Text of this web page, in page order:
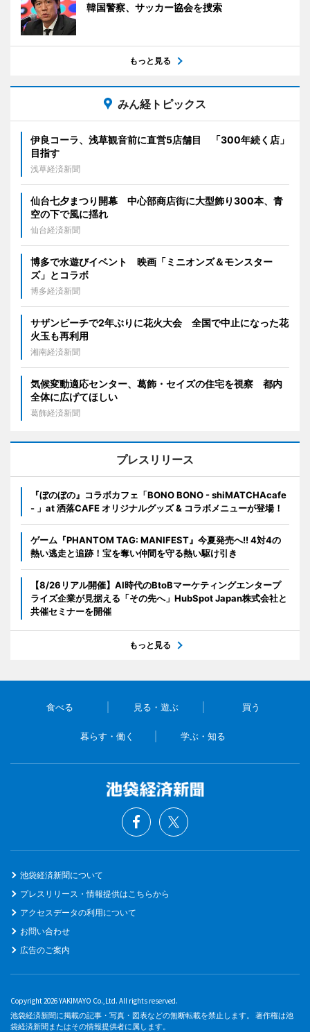
韓国警察、サッカー協会を捜索
もっと見る
みん経トピックス
伊良コーラ、浅草観音前に直営5店舗目 「300年続く店」
目指す
浅草経済新聞
仙台七夕まつり開幕 中心部商店街に大型飾り300本、青
空の下で風に揺れ
仙台経済新聞
博多で水遊びイベント 映画「ミニオンズ＆モンスター
ズ」とコラボ
博多経済新聞
サザンビーチで2年ぶりに花火大会 全国で中止になった花
火玉も再利用
湘南経済新聞
気候変動適応センター、葛飾・セイズの住宅を視察 都内
全体に広げてほしい
葛飾経済新聞
プレスリリース
『ぼのぼの』コラボカフェ「BONO BONO - shiMATCHAcafe
- 」at 洒落CAFE オリジナルグッズ & コラボメニューが登場！
ゲーム『PHANTOM TAG: MANIFEST』今夏発売へ!! 4対4の
熱い逃走と追跡！宝を奪い仲間を守る熱い駆け引き
【8/26リアル開催】AI時代のBtoBマーケティングエンタープ
ライズ企業が見据える「その先へ」HubSpot Japan株式会社と
共催セミナーを開催
もっと見る
食べる 見る・遊ぶ 買う
暮らす・働く 学ぶ・知る
池袋経済新聞について
プレスリリース・情報提供はこちらから
アクセスデータの利用について
お問い合わせ
広告のご案内
Copyright 2026 YAKIMAYO Co.,Ltd. All rights reserved.
池袋経済新聞に掲載の記事・写真・図表などの無断転載を禁止します。 著作権は池
袋経済新聞またはその情報提供者に属します。